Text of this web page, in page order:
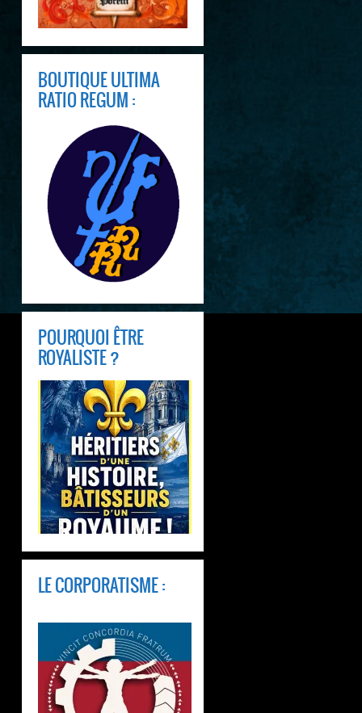
BOUTIQUE ULTIMA
RATIO REGUM :
POURQUOI ÊTRE
ROYALISTE ?
LE CORPORATISME :